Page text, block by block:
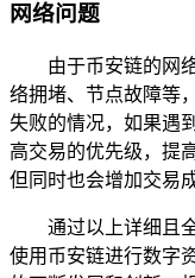
网络问题
由于币安链的网
络拥堵、节点故障等
失败的情况，如果遇
高交易的优先级，提
但同时也会增加交易
通过以上详细且
使用币安链进行数字